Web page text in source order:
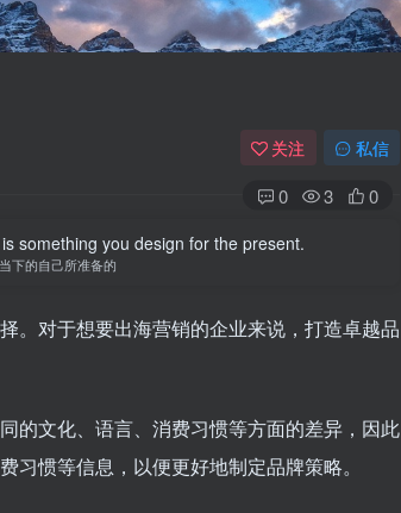
关注 私信
0 3 0
something you design for the present.
下的自己所准备的
。对于想要出海营销的企业来说，打造卓越品
的文化、语言、消费习惯等方面的差异，因此
惯等信息，以便更好地制定品牌策略。